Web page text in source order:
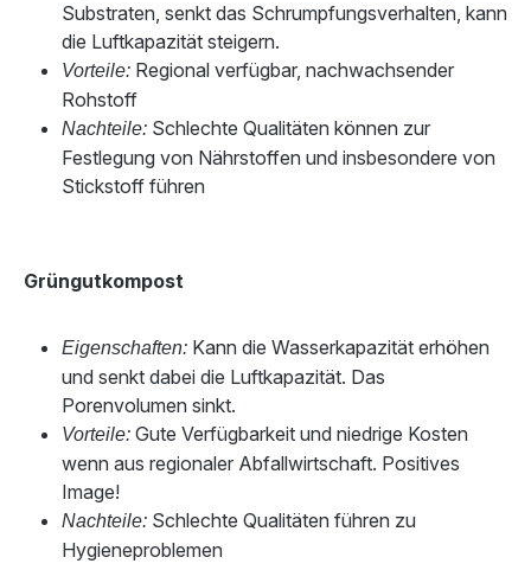
Substraten, senkt das Schrumpfungsverhalten, kann
die Luftkapazität steigern.
Vorteile: Regional verfügbar, nachwachsender
Rohstoff
Nachteile: Schlechte Qualitäten können zur
Festlegung von Nährstoffen und insbesondere von
Stickstoff führen
Grüngutkompost
Eigenschaften: Kann die Wasserkapazität erhöhen
und senkt dabei die Luftkapazität. Das
Porenvolumen sinkt.
Vorteile: Gute Verfügbarkeit und niedrige Kosten
wenn aus regionaler Abfallwirtschaft. Positives
Image!
Nachteile: Schlechte Qualitäten führen zu
Hygieneproblemen